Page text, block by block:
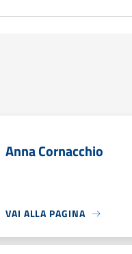
Anna Cornacchio
VAI ALLA PAGINA